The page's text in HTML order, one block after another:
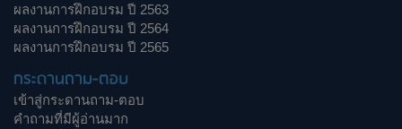
ผลงานการฝึกอบรม ปี 2563
ผลงานการฝึกอบรม ปี 2564
ผลงานการฝึกอบรม ปี 2565
กระดานถาม-ตอบ
เข้าสู่กระดานถาม-ตอบ
คำถามที่มีผู้อ่านมาก